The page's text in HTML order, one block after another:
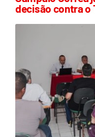
decisão contra o